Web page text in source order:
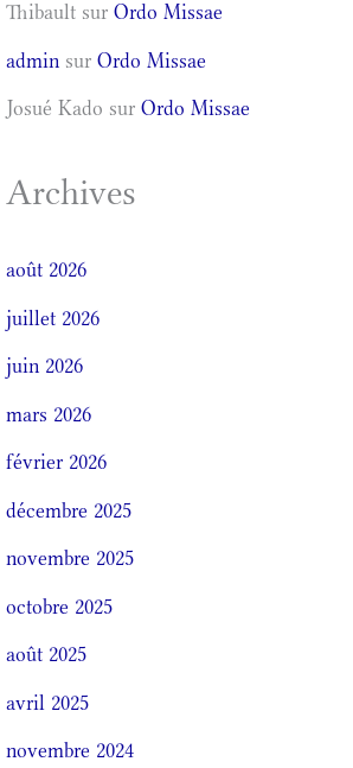
Thibault surOrdo Missae
admin surOrdo Missae
Josué Kado surOrdo Missae
Archives
août 2026
juillet 2026
juin 2026
mars 2026
février 2026
décembre 2025
novembre 2025
octobre 2025
août 2025
avril 2025
novembre 2024